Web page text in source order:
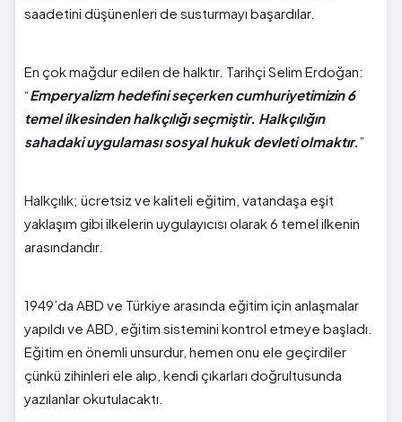
saadetini düşünenleri de susturmayı başardılar.
En çok mağdur edilen de halktır. Tarihçi Selim Erdoğan:
“Emperyalizm hedefini seçerken cumhuriyetimizin 6
temel ilkesinden halkçılığı seçmiştir. Halkçılığın
sahadaki uygulaması sosyal hukuk devleti olmaktır.”
Halkçılık; ücretsiz ve kaliteli eğitim, vatandaşa eşit
yaklaşım gibi ilkelerin uygulayıcısı olarak 6 temel ilkenin
arasındandır.
1949’da ABD ve Türkiye arasında eğitim için anlaşmalar
yapıldı ve ABD, eğitim sistemini kontrol etmeye başladı.
Eğitim en önemli unsurdur, hemen onu ele geçirdiler
çünkü zihinleri ele alıp, kendi çıkarları doğrultusunda
yazılanlar okutulacaktı.